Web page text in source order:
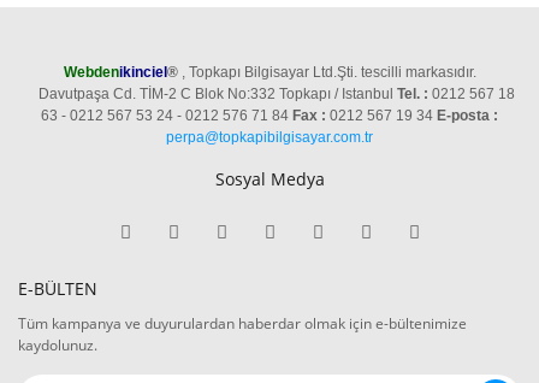
Webdenikinciel®, Topkapı Bilgisayar Ltd.Şti. tescilli markasıdır.
Davutpaşa Cd. TİM-2 C Blok No:332 Topkapı / Istanbul Tel. : 0212 567 18
63 - 0212 567 53 24 - 0212 576 71 84 Fax : 0212 567 19 34 E-posta :
perpa@topkapibilgisayar.com.tr
Sosyal Medya
E-BÜLTEN
Tüm kampanya ve duyurulardan haberdar olmak için e-bültenimize
kaydolunuz.